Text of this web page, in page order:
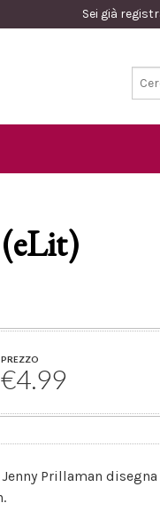
Sei già
PREZZO
€4.99
Prillaman